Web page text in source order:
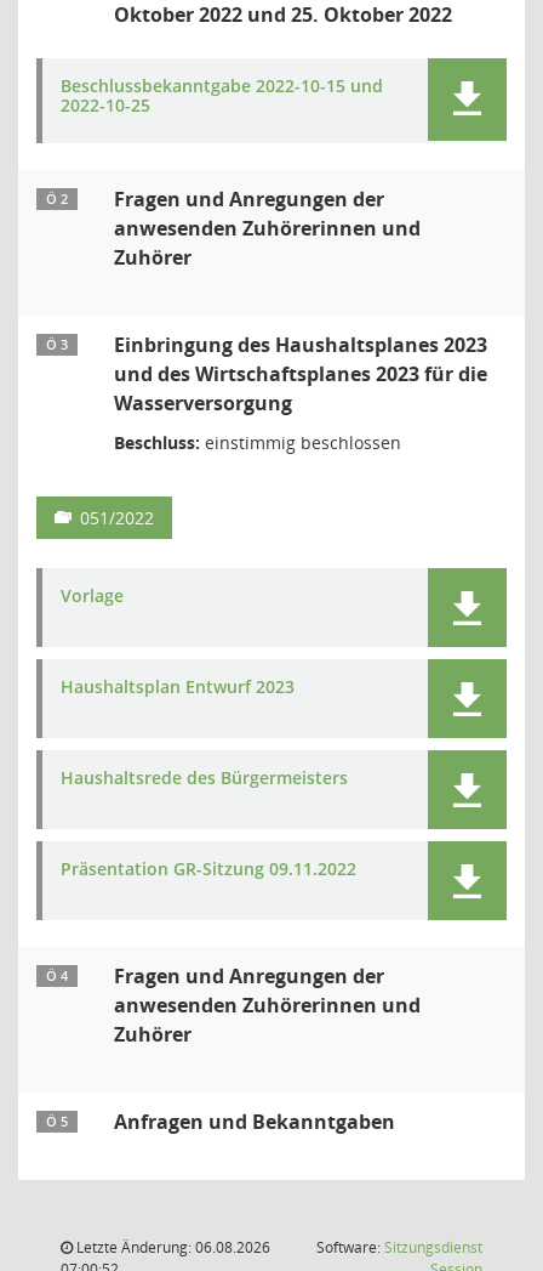
Oktober 2022 und 25. Oktober 2022
Beschlussbekanntgabe 2022-10-15 und
2022-10-25
Ö 2
Fragen und Anregungen der
anwesenden Zuhörerinnen und
Zuhörer
Ö 3
Einbringung des Haushaltsplanes 2023
und des Wirtschaftsplanes 2023 für die
Wasserversorgung
Beschluss: einstimmig beschlossen
051/2022
Vorlage
Haushaltsplan Entwurf 2023
Haushaltsrede des Bürgermeisters
Präsentation GR-Sitzung 09.11.2022
Ö 4
Fragen und Anregungen der
anwesenden Zuhörerinnen und
Zuhörer
Ö 5 Anfragen und Bekanntgaben
Letzte Änderung: 06.08.2026
Software:Sitzungsdienst